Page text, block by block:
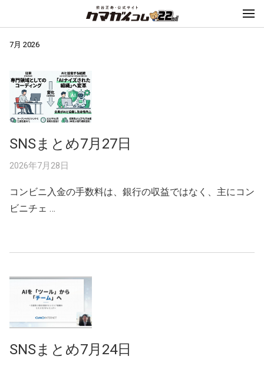
7月 2026
SNSまとめ7月27日
2026年7月28日
コンビニ入金の手数料は、銀行の収益ではなく、主にコン
ビニチェ …
SNSまとめ7月24日